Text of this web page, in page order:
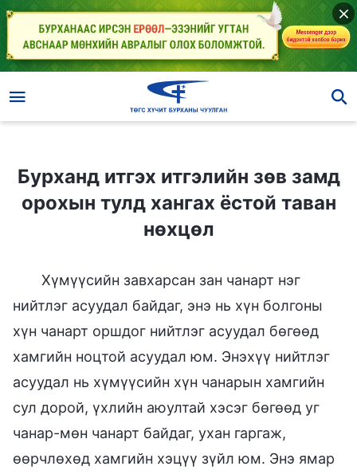
Бурханд итгэх итгэлийн зөв замд
орохын тулд хангах ёстой таван
нөхцөл
Хүмүүсийн завхарсан зан чанарт нэг
нийтлэг асуудал байдаг, энэ нь хүн болгоны
хүн чанарт оршдог нийтлэг асуудал бөгөөд
хамгийн ноцтой асуудал юм. Энэхүү нийтлэг
асуудал нь хүмүүсийн хүн чанарын хамгийн
сул дорой, үхлийн аюултай хэсэг бөгөөд уг
чанар-мөн чанарт байдаг, ухан гаргаж,
өөрчлөхөд хамгийн хэцүү зүйл юм. Энэ ямар